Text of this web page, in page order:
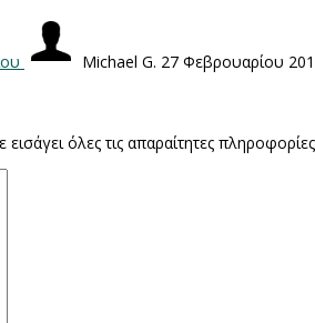
Michael G. 27 Φεβρουαρίου
εισάγει όλες τις απαραίτητες